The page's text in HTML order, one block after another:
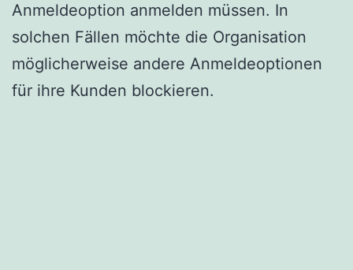
Anmeldeoption anmelden müssen. In
solchen Fällen möchte die Organisation
möglicherweise andere Anmeldeoptionen
für ihre Kunden blockieren.